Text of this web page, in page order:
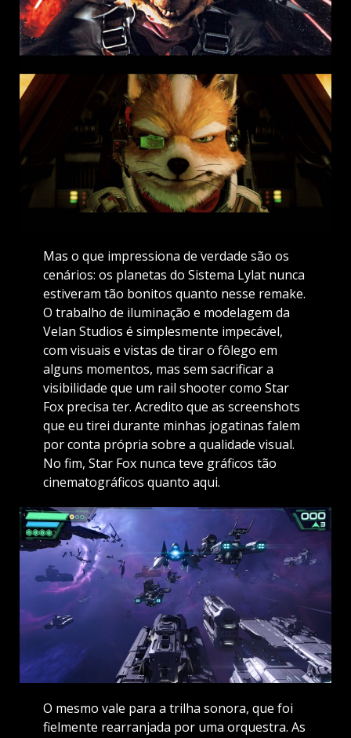
Mas o que impressiona de verdade são os
cenários: os planetas do Sistema Lylat nunca
estiveram tão bonitos quanto nesse remake.
O trabalho de iluminação e modelagem da
Velan Studios é simplesmente impecável,
com visuais e vistas de tirar o fôlego em
alguns momentos, mas sem sacrificar a
visibilidade que um rail shooter como Star
Fox precisa ter. Acredito que as screenshots
que eu tirei durante minhas jogatinas falem
por conta própria sobre a qualidade visual.
No fim, Star Fox nunca teve gráficos tão
cinematográficos quanto aqui.
O mesmo vale para a trilha sonora, que foi
fielmente rearranjada por uma orquestra. As